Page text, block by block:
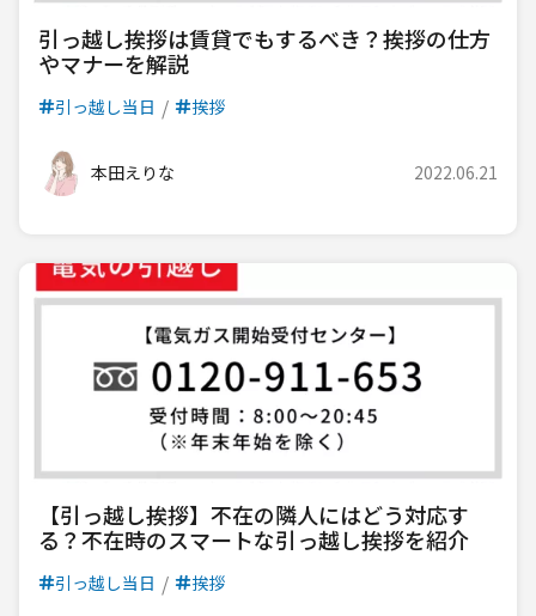
引っ越し挨拶は賃貸でもするべき？挨拶の仕方
やマナーを解説
引っ越し当日 挨拶
本田えりな 2022.06.21
【引っ越し挨拶】不在の隣人にはどう対応す
る？不在時のスマートな引っ越し挨拶を紹介
引っ越し当日 挨拶